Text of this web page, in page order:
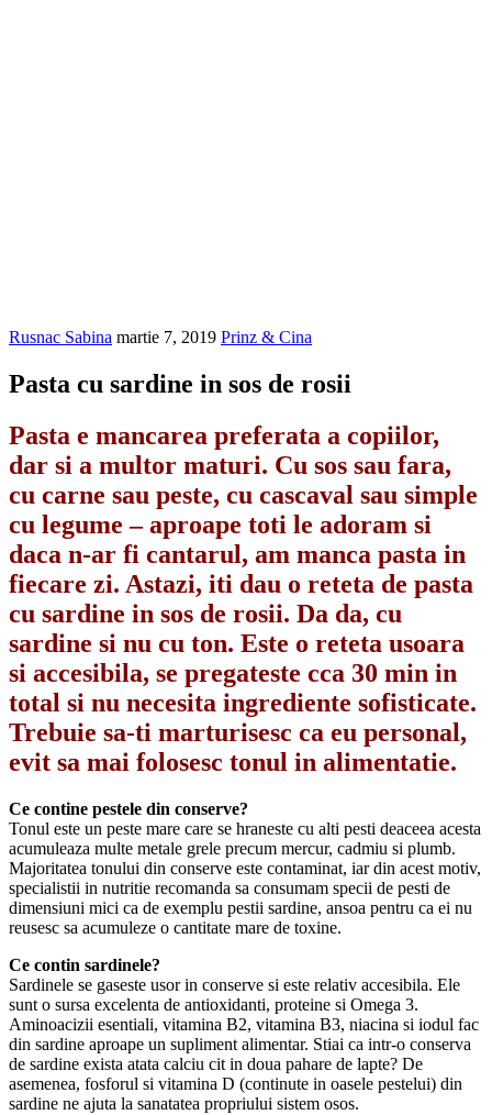
Rusnac Sabina martie 7, 2019 Prinz & Cina
Pasta cu sardine in sos de rosii
Pasta e mancarea preferata a copiilor,
dar si a multor maturi. Cu sos sau fara,
cu carne sau peste, cu cascaval sau simple
cu legume – aproape toti le adoram si
daca n-ar fi cantarul, am manca pasta in
fiecare zi. Astazi, iti dau o reteta de pasta
cu sardine in sos de rosii. Da da, cu
sardine si nu cu ton. Este o reteta usoara
si accesibila, se pregateste cca 30 min in
total si nu necesita ingrediente sofisticate.
Trebuie sa-ti marturisesc ca eu personal,
evit sa mai folosesc tonul in alimentatie.
Ce contine pestele din conserve?
Tonul este un peste mare care se hraneste cu alti pesti deaceea acesta
acumuleaza multe metale grele precum mercur, cadmiu si plumb.
Majoritatea tonului din conserve este contaminat, iar din acest motiv,
specialistii in nutritie recomanda sa consumam specii de pesti de
dimensiuni mici ca de exemplu pestii sardine, ansoa pentru ca ei nu
reusesc sa acumuleze o cantitate mare de toxine.
Ce contin sardinele?
Sardinele se gaseste usor in conserve si este relativ accesibila. Ele
sunt o sursa excelenta de antioxidanti, proteine si Omega 3.
Aminoacizii esentiali, vitamina B2, vitamina B3, niacina si iodul fac
din sardine aproape un supliment alimentar. Stiai ca intr-o conserva
de sardine exista atata calciu cit in doua pahare de lapte? De
asemenea, fosforul si vitamina D (continute in oasele pestelui) din
sardine ne ajuta la sanatatea propriului sistem osos.